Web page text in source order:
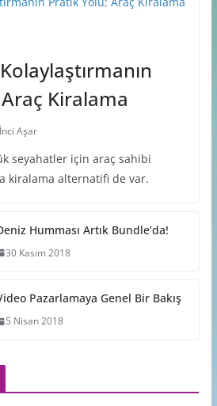
Kiralama
Aşar
seyahatler için araç sahibi
kiralama alternatifi de var.
Humması Artık Bundle’da!
30 Kasım 2018
Pazarlamaya Genel Bir Bakış
5 Nisan 2018